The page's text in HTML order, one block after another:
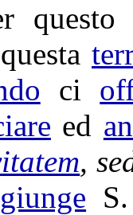
ci
ed
,